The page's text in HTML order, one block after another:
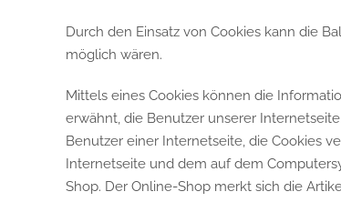
Durch den Einsatz von Cookies kann die
möglich wären.
Mittels eines Cookies können die
erwähnt, die Benutzer unserer
Benutzer einer Internetseite, die Cookies
Internetseite und dem auf dem
Shop. Der Online-Shop merkt sich die